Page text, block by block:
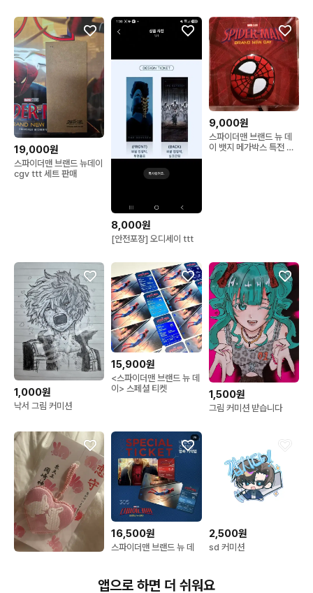
19,000원
스파이더맨 브랜드 뉴데이
cgv ttt 세트 판매
8,000원
[안전포장] 오디세이 ttt
9,000원
스파이더맨 브랜드 뉴 데
이 뱃지 메가박스 특전 미
1,000원
낙서 그림 커미션
15,900원
<스파이더맨 브랜드 뉴 데
이> 스페셜 티켓
1,500원
그림 커미션 받습니다
16,500원
스파이더맨 브랜드 뉴 데
2,500원
sd 커미션
앱으로 하면 더 쉬워요